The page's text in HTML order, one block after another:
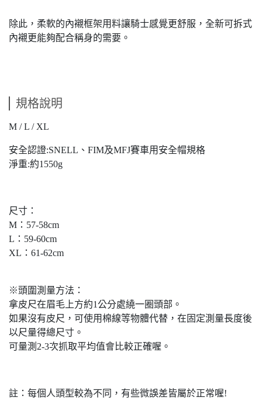
除此，柔軟的內襯框架用料讓騎士感覺更舒服，全新可拆式
內襯更能夠配合稱身的需要。
規格說明
M / L / XL
安全認證:SNELL、FIM及MFJ賽車用安全帽規格
淨重:約1550g
尺寸：
M：57-58cm
L：59-60cm
XL：61-62cm
※頭圍測量方法：
拿皮尺在眉毛上方約1公分處繞一圈頭部。
如果沒有皮尺，可使用棉線等物體代替，在固定測量長度後
以尺量得總尺寸。
可量測2-3次抓取平均值會比較正確喔。
註：每個人頭型較為不同，有些微誤差皆屬於正常喔!